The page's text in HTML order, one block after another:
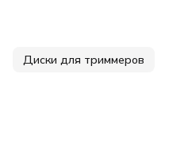
Диски для триммеров